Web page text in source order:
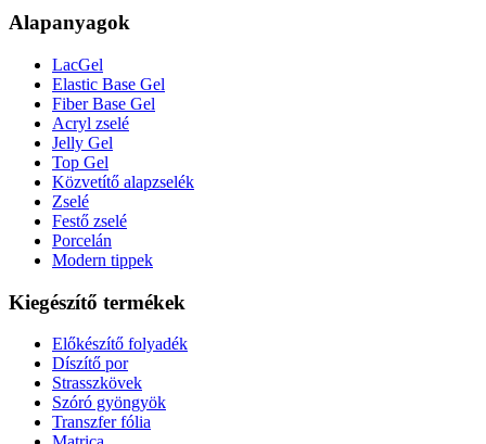
Alapanyagok
LacGel
Elastic Base Gel
Fiber Base Gel
Acryl zselé
Jelly Gel
Top Gel
Közvetítő alapzselék
Zselé
Festő zselé
Porcelán
Modern tippek
Kiegészítő termékek
Előkészítő folyadék
Díszítő por
Strasszkövek
Szóró gyöngyök
Transzfer fólia